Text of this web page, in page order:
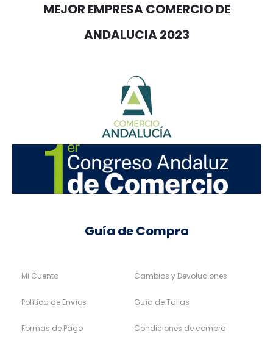
MEJOR EMPRESA COMERCIO DE
ANDALUCIA 2023
Guía de Compra
Mi Cuenta
Política de Envíos
Formas de Pago
Cambios y Devoluciones
Guía de Tallas
Condiciones de compra